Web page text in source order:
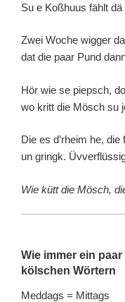
Su e Koßhuus fählt dä
Zwei Woche wigger
dat die paar Pund
Hör wie se piepsch,
wo kritt die Mösch su
Die es d’rheim he,
un gringk.
Wie kütt die Mösch,
Wie immer ein
kölschen Wörtern
Meddags = Mittags